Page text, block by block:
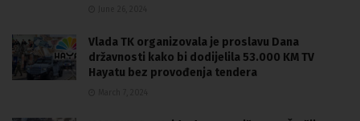
Vlada TK organizovala je proslavu Dana
državnosti kako bi dodijelila 53.000 KM TV
Hayatu bez provođenja tendera